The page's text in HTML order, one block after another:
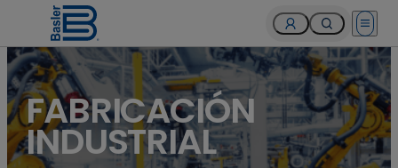
Open
FABRICACIÓN
INDUSTRIAL